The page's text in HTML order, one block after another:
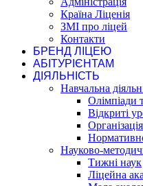
Країна Ліценія
ЗМІ про ліцей
Контакти
БРЕНД ЛІЦЕЮ
АБІТУРІЄНТАМ
ДІЯЛЬНІСТЬ
Навчальна
Олімпіади
Відкриті
Науково-
Тижні наук
Ліцейна